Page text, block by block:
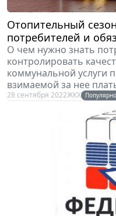
Отопительный
потребителей и
О чем нужно знать
контролировать
коммунальной услуги
взимаемой за нее
28 сентября 2022ЖКХ Популярно